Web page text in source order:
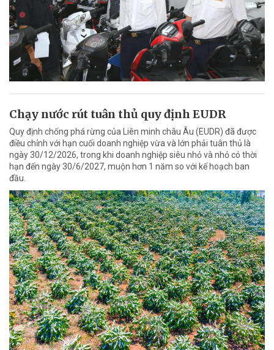
Chạy nước rút tuân thủ quy định EUDR
Quy định chống phá rừng của Liên minh châu Âu (EUDR) đã được
điều chỉnh với hạn cuối doanh nghiệp vừa và lớn phải tuân thủ là
ngày 30/12/2026, trong khi doanh nghiệp siêu nhỏ và nhỏ có thời
hạn đến ngày 30/6/2027, muộn hơn 1 năm so với kế hoạch ban
đầu.